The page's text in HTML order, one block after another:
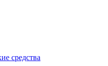
средства